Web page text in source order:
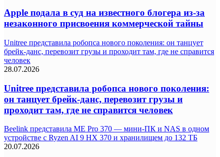
Apple подала в суд на известного блогера из-за
незаконного присвоения коммерческой тайны
Unitree представила робопса нового поколения: он танцует
брейк-данс, перевозит грузы и проходит там, где не справится
человек
28.07.2026
Unitree представила робопса нового поколения:
он танцует брейк-данс, перевозит грузы и
проходит там, где не справится человек
Beelink представила ME Pro 370 — мини-ПК и NAS в одном
устройстве с Ryzen AI 9 HX 370 и хранилищем до 132 ТБ
20.07.2026